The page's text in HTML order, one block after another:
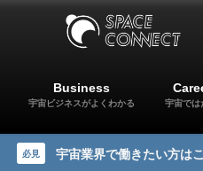
Business
宇宙ビジネスがよくわかる 宇宙では
必見 宇宙業界で働きたい方は